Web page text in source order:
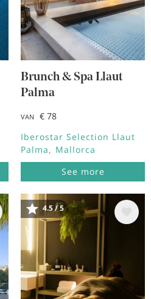
Brunch & Spa Llaut
Palma
VAN
€ 78
Iberostar Selection Llaut
Palma
Mallorca
See more
Afbeelding
4.5 / 5